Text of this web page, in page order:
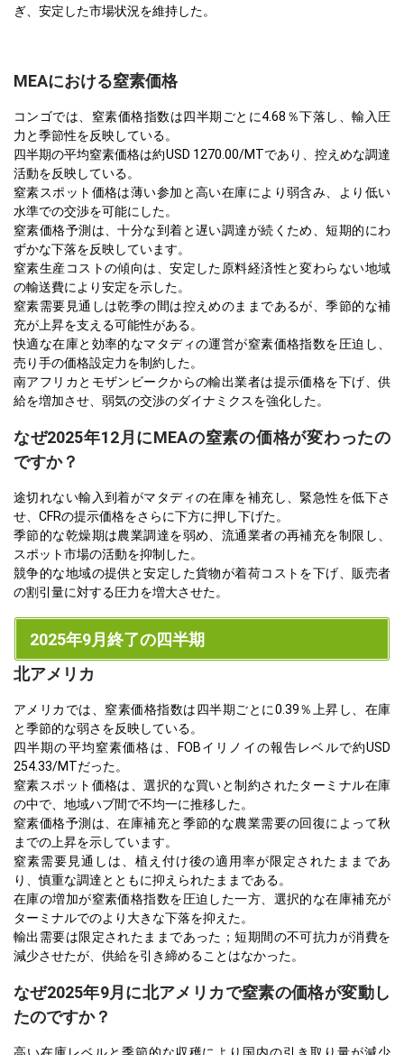
ぎ、安定した市場状況を維持した。
MEAにおける窒素価格
コンゴでは、窒素価格指数は四半期ごとに4.68％下落し、輸入圧
力と季節性を反映している。
四半期の平均窒素価格は約USD 1270.00/MTであり、控えめな調達
活動を反映している。
窒素スポット価格は薄い参加と高い在庫により弱含み、より低い
水準での交渉を可能にした。
窒素価格予測は、十分な到着と遅い調達が続くため、短期的にわ
ずかな下落を反映しています。
窒素生産コストの傾向は、安定した原料経済性と変わらない地域
の輸送費により安定を示した。
窒素需要見通しは乾季の間は控えめのままであるが、季節的な補
充が上昇を支える可能性がある。
快適な在庫と効率的なマタディの運営が窒素価格指数を圧迫し、
売り手の価格設定力を制約した。
南アフリカとモザンビークからの輸出業者は提示価格を下げ、供
給を増加させ、弱気の交渉のダイナミクスを強化した。
なぜ2025年12月にMEAの窒素の価格が変わったの
ですか？
途切れない輸入到着がマタディの在庫を補充し、緊急性を低下さ
せ、CFRの提示価格をさらに下方に押し下げた。
季節的な乾燥期は農業調達を弱め、流通業者の再補充を制限し、
スポット市場の活動を抑制した。
競争的な地域の提供と安定した貨物が着荷コストを下げ、販売者
の割引量に対する圧力を増大させた。
2025年9月終了の四半期
北アメリカ
アメリカでは、窒素価格指数は四半期ごとに0.39％上昇し、在庫
と季節的な弱さを反映している。
四半期の平均窒素価格は、FOBイリノイの報告レベルで約USD
254.33/MTだった。
窒素スポット価格は、選択的な買いと制約されたターミナル在庫
の中で、地域ハブ間で不均一に推移した。
窒素価格予測は、在庫補充と季節的な農業需要の回復によって秋
までの上昇を示しています。
窒素需要見通しは、植え付け後の適用率が限定されたままであ
り、慎重な調達とともに抑えられたままである。
在庫の増加が窒素価格指数を圧迫した一方、選択的な在庫補充が
ターミナルでのより大きな下落を抑えた。
輸出需要は限定されたままであった；短期間の不可抗力が消費を
減少させたが、供給を引き締めることはなかった。
なぜ2025年9月に北アメリカで窒素の価格が変動し
たのですか？